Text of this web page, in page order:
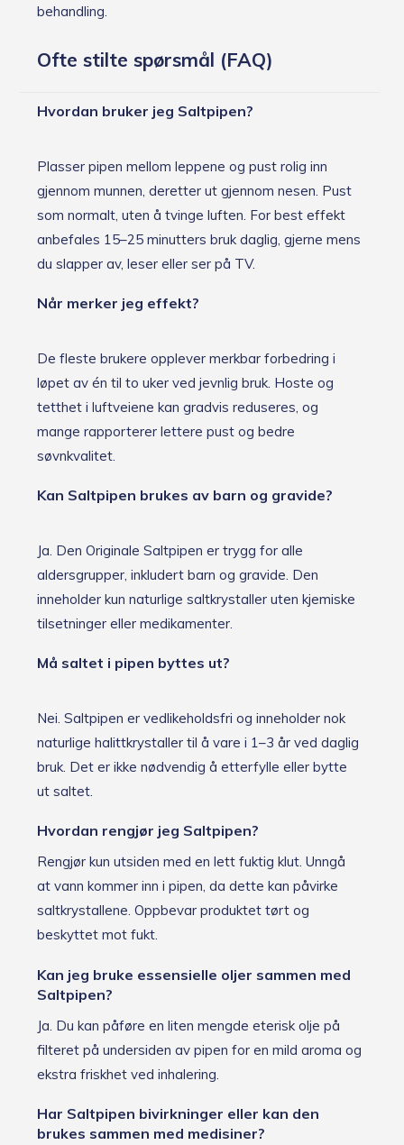
behandling.
Ofte stilte spørsmål (FAQ)
Hvordan bruker jeg Saltpipen?
Plasser pipen mellom leppene og pust rolig inn
gjennom munnen, deretter ut gjennom nesen. Pust
som normalt, uten å tvinge luften. For best effekt
anbefales 15–25 minutters bruk daglig, gjerne mens
du slapper av, leser eller ser på TV.
Når merker jeg effekt?
De fleste brukere opplever merkbar forbedring i
løpet av én til to uker ved jevnlig bruk. Hoste og
tetthet i luftveiene kan gradvis reduseres, og
mange rapporterer lettere pust og bedre
søvnkvalitet.
Kan Saltpipen brukes av barn og gravide?
Ja. Den Originale Saltpipen er trygg for alle
aldersgrupper, inkludert barn og gravide. Den
inneholder kun naturlige saltkrystaller uten kjemiske
tilsetninger eller medikamenter.
Må saltet i pipen byttes ut?
Nei. Saltpipen er vedlikeholdsfri og inneholder nok
naturlige halittkrystaller til å vare i 1–3 år ved daglig
bruk. Det er ikke nødvendig å etterfylle eller bytte
ut saltet.
Hvordan rengjør jeg Saltpipen?
Rengjør kun utsiden med en lett fuktig klut. Unngå
at vann kommer inn i pipen, da dette kan påvirke
saltkrystallene. Oppbevar produktet tørt og
beskyttet mot fukt.
Kan jeg bruke essensielle oljer sammen med
Saltpipen?
Ja. Du kan påføre en liten mengde eterisk olje på
filteret på undersiden av pipen for en mild aroma og
ekstra friskhet ved inhalering.
Har Saltpipen bivirkninger eller kan den
brukes sammen med medisiner?